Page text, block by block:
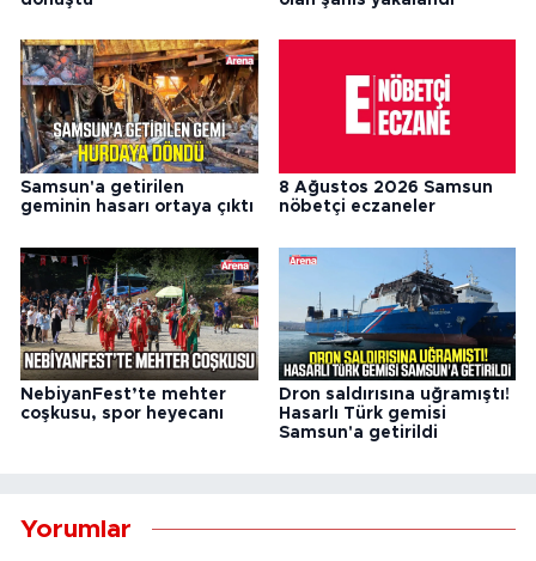
Samsun'a getirilen
geminin hasarı ortaya çıktı
8 Ağustos 2026 Samsun
nöbetçi eczaneler
NebiyanFest’te mehter
coşkusu, spor heyecanı
Dron saldırısına uğramıştı!
Hasarlı Türk gemisi
Samsun'a getirildi
Yorumlar